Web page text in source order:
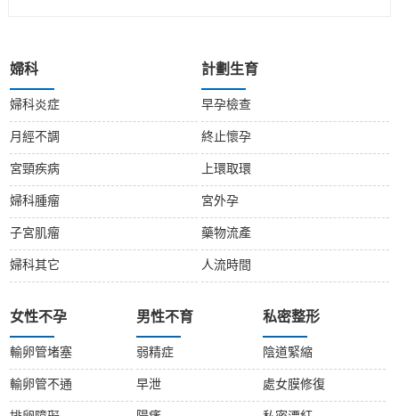
婦科
婦科炎症
月經不調
宮頸疾病
婦科腫瘤
子宮肌瘤
婦科其它
計劃生育
早孕檢查
終止懷孕
上環取環
宮外孕
藥物流產
人流時間
女性不孕
輸卵管堵塞
輸卵管不通
男性不育
弱精症
早泄
私密整形
陰道緊縮
處女膜修復